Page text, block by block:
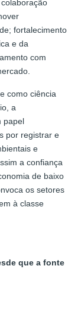
fortalecimento
e da
com
como ciência
a
papel
por registrar e
e
a confiança
de baixo
os setores
à classe
que a fonte